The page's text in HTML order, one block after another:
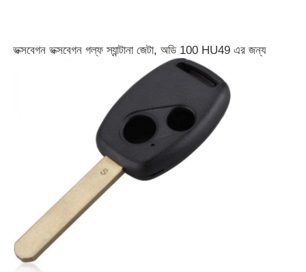
ভক্সবেগন ভক্সবেগন গল্ফ স্যান্টানা জেটা, অডি 100 HU49 এর জন্য